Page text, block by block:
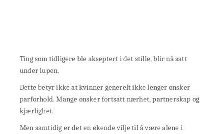
Ting som tidligere ble akseptert i det stille, blir nå satt
under lupen.
Dette betyr ikke at kvinner generelt ikke lenger ønsker
parforhold. Mange ønsker fortsatt nærhet, partnerskap og
kjærlighet.
Men samtidig er det en økende vilje til å være alene i